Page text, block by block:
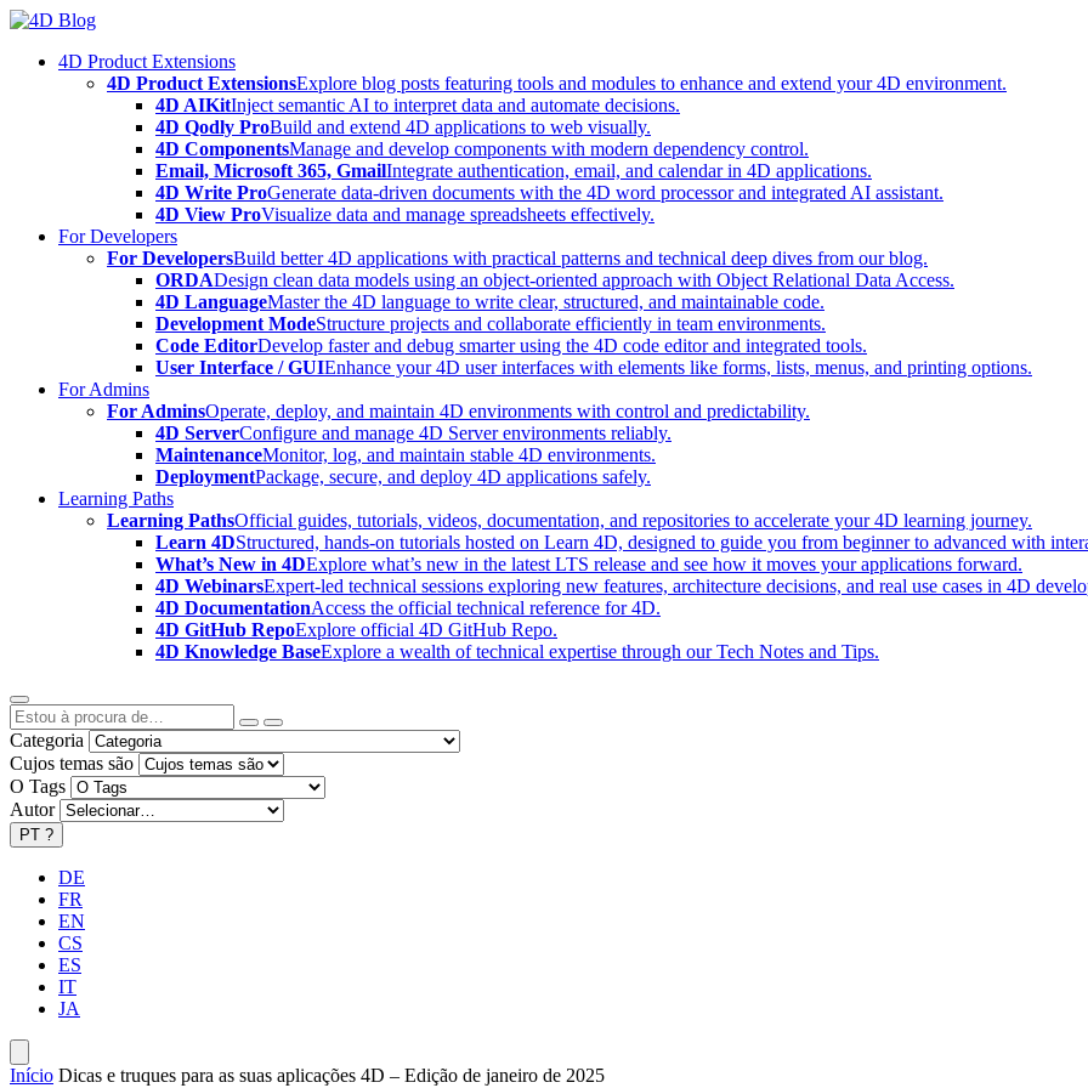
Skip
content4D Product Extensions
4D Product ExtensionsExplore blog posts featuring tools and modules to enhance and extend your 4D environment.
4D AIKitInject semantic AI to interpret data and automate decisions.
4D Qodly ProBuild and extend 4D applications to web visually.
4D ComponentsManage and develop components with modern dependency control.
Email, Microsoft 365, GmailIntegrate authentication, email, and calendar in 4D applications.
4D Write ProGenerate data-driven documents with the 4D word processor and integrated AI assistant.
4D View ProVisualize data and manage spreadsheets effectively.
For Developers
For DevelopersBuild better 4D applications with practical patterns and technical deep dives from our blog.
ORDADesign clean data models using an object-oriented approach with Object Relational Data Access.
4D LanguageMaster the 4D language to write clear, structured, and maintainable code.
Development ModeStructure projects and collaborate efficiently in team environments.
Code EditorDevelop faster and debug smarter using the 4D code editor and integrated tools.
User Interface / GUIEnhance your 4D user interfaces with elements like forms, lists, menus, and printing options.
For Admins
For AdminsOperate, deploy, and maintain 4D environments with control and predictability.
4D ServerConfigure and manage 4D Server environments reliably.
MaintenanceMonitor, log, and maintain stable 4D environments.
DeploymentPackage, secure, and deploy 4D applications safely.
Learning Paths
Learning PathsOfficial guides, tutorials, videos, documentation, and repositories to accelerate your 4D learning journey.
Learn 4DStructured, hands-on tutorials hosted on Learn 4D, designed to guide you from beginner to advanced with
What’s New in 4DExplore what’s new in the latest LTS release and see how it moves your applications forward.
4D WebinarsExpert-led technical sessions exploring new features, architecture decisions, and real use cases in 4D
4D DocumentationAccess the official technical reference for 4D.
4D GitHub RepoExplore official 4D GitHub Repo.
4D Knowledge BaseExplore a wealth of technical expertise through our Tech Notes and Tips.
Categoria
Cujos temas são
O Tags
Autor
PT ?
DE
FR
EN
CS
ES
IT
JA
Início Dicas e truques para as suas aplicações 4D – Edição de janeiro de 2025